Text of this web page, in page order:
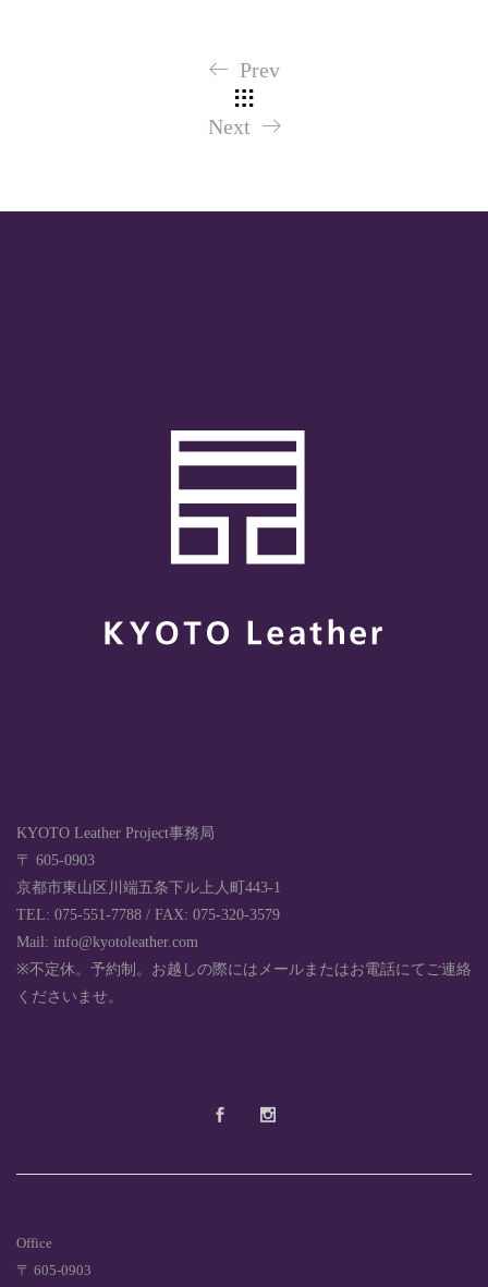
Prev
Next
KYOTO Leather Project事務局
〒 605-0903
京都市東山区川端五条下ル上人町443-1
TEL: 075-551-7788 / FAX: 075-320-3579
Mail: info@kyotoleather.com
※不定休。予約制。お越しの際にはメールまたはお電話にてご連絡
くださいませ。
Office
〒 605-0903